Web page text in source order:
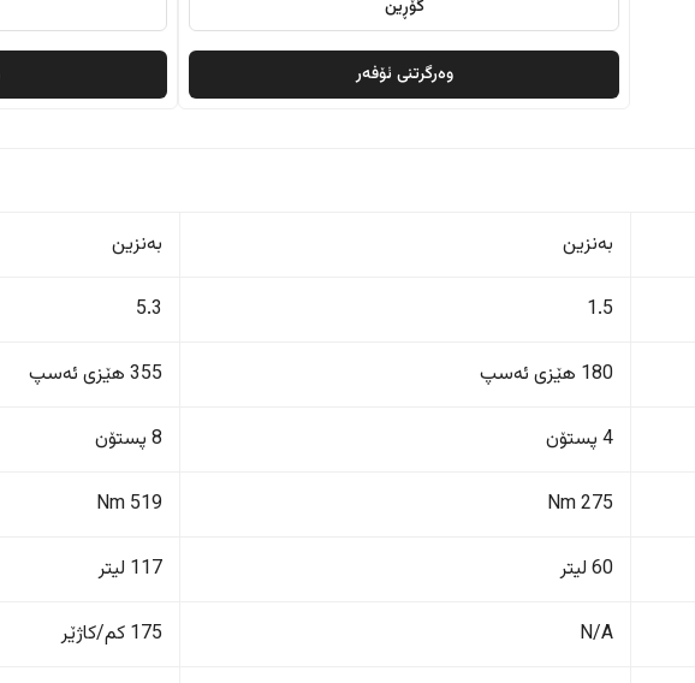
گۆڕین
وەرگرتنی ئۆفەر
بەنزین بەنزین
1.5
5.3
180 هێزی ئەسپ 355 هێزی ئەسپ
4 پستۆن 8 پستۆن
275 Nm
519 Nm
60 لیتر 117 لیتر
N/A 175 کم/کاژێر